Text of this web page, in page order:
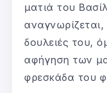
ματιά του
δουλειές του,
αφήγηση των
φρεσκάδα του